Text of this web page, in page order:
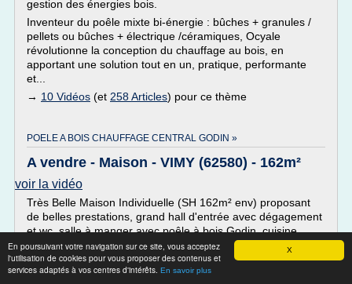
X
En poursuivant votre navigation sur ce site, vous acceptez
l'utilisation de cookies pour vous proposer des contenus et
services adaptés à vos centres d'intérêts. En savoir plus
gestion des énergies bois.
Inventeur du poêle mixte bi-énergie : bûches + granules /
pellets ou bûches + électrique /céramiques, Ocyale
révolutionne la conception du chauffage au bois, en
apportant une solution tout en un, pratique, performante
et...
→ 10 Vidéos (et 258 Articles) pour ce thème
POELE A BOIS CHAUFFAGE CENTRAL GODIN »
A vendre - Maison - VIMY (62580) - 162m²
voir la vidéo
Très Belle Maison Individuelle (SH 162m² env) proposant
de belles prestations, grand hall d'entrée avec dégagement
et wc, salle à manger avec poêle à bois Godin, cuisine
équipée avec Ilôt central, salon, bureau ou chambre,
4chambres, salle de bain, Sous-sol complet, jardin arboré
avec terrasse s/avec 2000m², menuiseries PVC-Alu avec